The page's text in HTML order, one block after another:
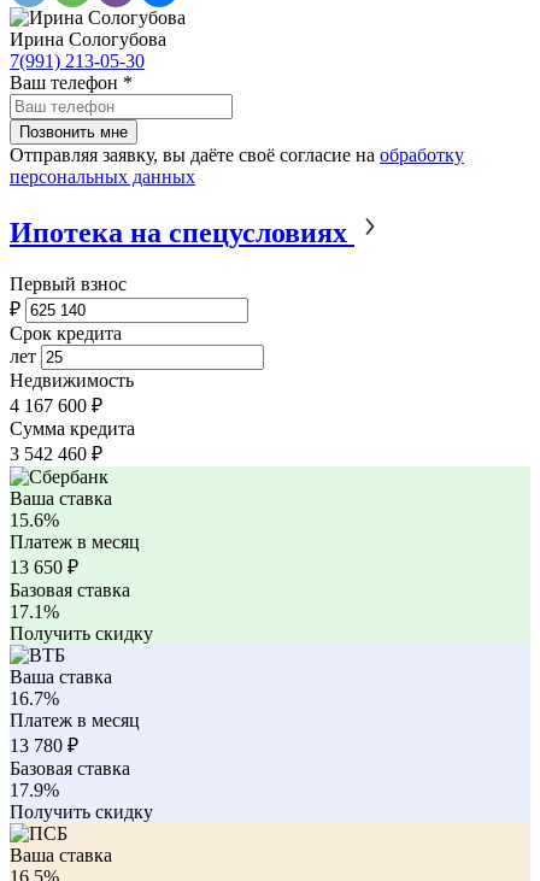
Ирина Сологубова
7(991) 213-05-30
Ваш телефон *
Отправляя заявку, вы даёте своё согласие на обработку
персональных данных
Ипотека на спецусловиях
Первый взнос
₽
Срок кредита
лет
Недвижимость
4 167 600 ₽
Сумма кредита
3 542 460 ₽
Ваша ставка
15.6%
Платеж в месяц
13 650 ₽
Базовая ставка
17.1%
Получить скидку
Ваша ставка
16.7%
Платеж в месяц
13 780 ₽
Базовая ставка
17.9%
Получить скидку
Ваша ставка
16.5%